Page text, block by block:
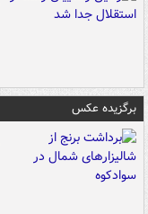
برگزیده عکس